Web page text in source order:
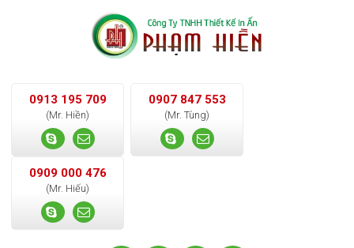
0913 195 709
(Mr. Hiền)
0907 847 553
(Mr. Tùng)
0909 000 476
(Mr. Hiếu)